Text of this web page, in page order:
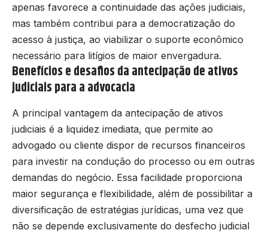
apenas favorece a continuidade das ações judiciais,
mas também contribui para a democratização do
acesso à justiça, ao viabilizar o suporte econômico
necessário para litígios de maior envergadura.
Benefícios e desafios da antecipação de ativos
judiciais para a advocacia
A principal vantagem da antecipação de ativos
judiciais é a liquidez imediata, que permite ao
advogado ou cliente dispor de recursos financeiros
para investir na condução do processo ou em outras
demandas do negócio. Essa facilidade proporciona
maior segurança e flexibilidade, além de possibilitar a
diversificação de estratégias jurídicas, uma vez que
não se depende exclusivamente do desfecho judicial